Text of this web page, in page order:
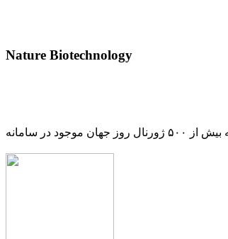
Nature Biotechnology
موجود در سامانه